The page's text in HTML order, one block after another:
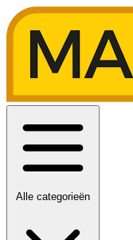
Alle categorieën